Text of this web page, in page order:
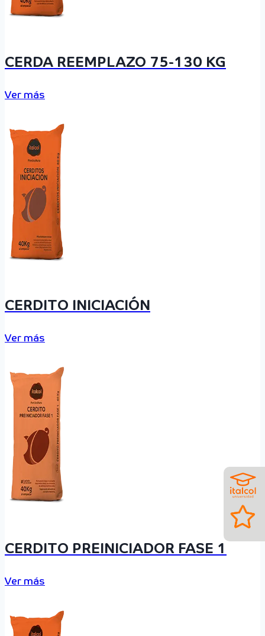
CERDA REEMPLAZO 75-130 KG
Ver más
CERDITO INICIACIÓN
Ver más
CERDITO PREINICIADOR FASE 1
Ver más